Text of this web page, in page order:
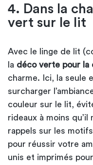
4. Dans la
vert sur le lit
Avec le linge de lit
la déco verte pour la
charme. Ici, la seule
surcharger
couleur sur le lit,
rideaux à moins qu’il
rappels sur les
pour réussir votre
unis et imprimés